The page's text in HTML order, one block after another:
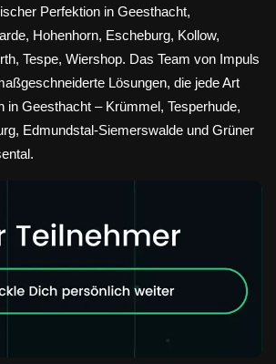
Perfektion in Geesthacht,
Hohenhorn, Escheburg, Kollow,
Tespe, Wiershop. Das Team von Impuls
Lösungen, die jede Art
in Geesthacht – Krümmel, Tesperhude,
Edmundstal-Siemerswalde und Grüner